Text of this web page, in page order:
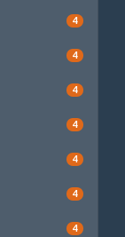
4
4
4
4
4
4
4